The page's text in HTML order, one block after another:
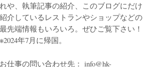
れや、執筆記事の紹介、このブログにだけ
紹介しているレストランやショップなどの
最先端情報もいろいろ。ぜひご覧下さい！
※2024年7月に帰国。
お仕事の問い合わせ先： info@hk-